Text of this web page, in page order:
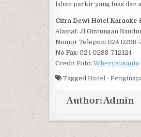
lahan parkir yang luas dan
Citra Dewi Hotel Karaoke
Alamat: Jl Gintungan
Nomor Telepon: 024 0298-
No Fax: 024 0298-712124
Credit Foto: Wherysusanto
Tagged Hotel -
Author:Admin